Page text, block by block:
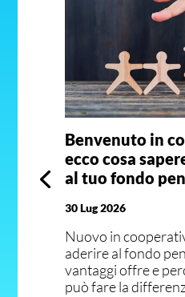
Benvenuto in
ecco cosa
al tuo fondo
30 Lug 2026
Nuovo in
aderire al fondo
vantaggi offre e
può fare la